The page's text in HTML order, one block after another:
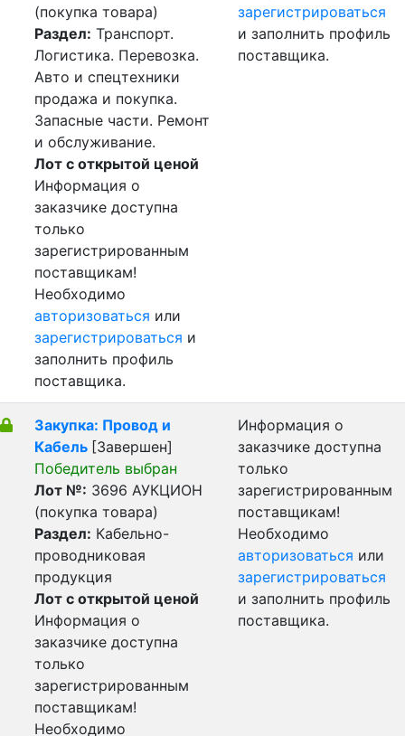
(покупка товара)
Раздел: Транспорт.
Логистика. Перевозка.
Авто и спецтехники
продажа и покупка.
Запасные части. Ремонт
и обслуживание.
Лот с открытой ценой
Информация о
заказчике доступна
только
зарегистрированным
поставщикам!
Необходимо
авторизоваться или
зарегистрироваться и
заполнить профиль
поставщика.
зарегистрироваться
и заполнить профиль
поставщика.
Закупка: Провод и
Кабель [Завершен]
Победитель выбран
Лот №: 3696 АУКЦИОН
(покупка товара)
Раздел: Кабельно-
проводниковая
продукция
Лот с открытой ценой
Информация о
заказчике доступна
только
зарегистрированным
поставщикам!
Необходимо
Информация о
заказчике доступна
только
зарегистрированным
поставщикам!
Необходимо
авторизоваться или
зарегистрироваться
и заполнить профиль
поставщика.